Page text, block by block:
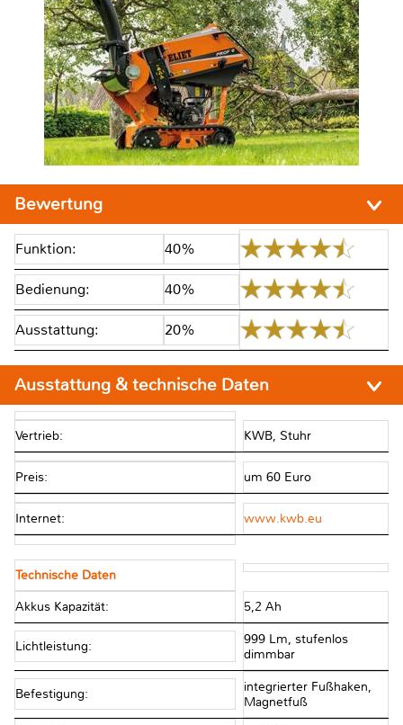
Bewertung
Funktion: 40%
Bedienung: 40%
Ausstattung: 20%
Ausstattung & technische Daten
Vertrieb: KWB, Stuhr
Preis: um 60 Euro
Internet: www.kwb.eu
Technische Daten
Akkus Kapazität: 5,2 Ah
Lichtleistung:
999 Lm, stufenlos
dimmbar
Befestigung:
integrierter Fußhaken,
Magnetfuß